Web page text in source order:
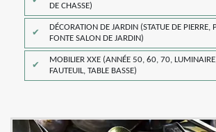
DE CHASSE)
DÉCORATION DE JARDIN (STATUE DE PIERRE,
FONTE SALON DE JARDIN)
MOBILIER XXE (ANNÉE 50, 60, 70,
FAUTEUIL, TABLE BASSE)